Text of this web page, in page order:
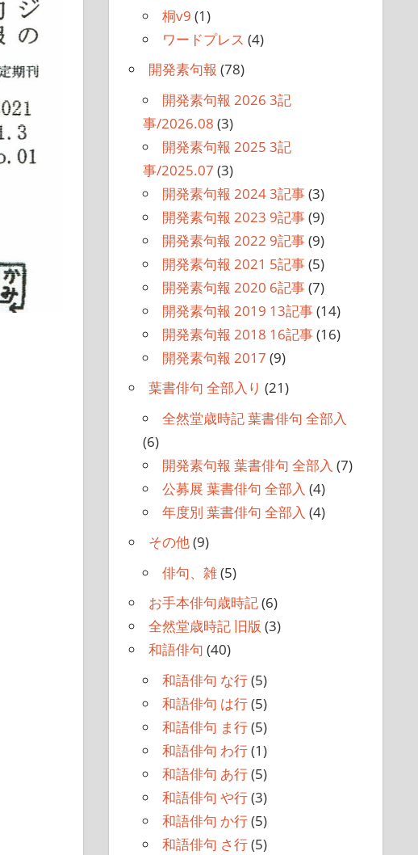
桐v9 (1)
ワードプレス (4)
開発素句報 (78)
開発素句報 2026 3記
事/2026.08 (3)
開発素句報 2025 3記
事/2025.07 (3)
開発素句報 2024 3記事(3)
開発素句報 2023 9記事(9)
開発素句報 2022 9記事(9)
開発素句報 2021 5記事(5)
開発素句報 2020 6記事(7)
開発素句報 2019 13記事(14)
開発素句報 2018 16記事(16)
開発素句報 2017 (9)
葉書俳句 全部入り (21)
全然堂歳時記 葉書俳句 全部入
(6)
開発素句報 葉書俳句 全部入 (7)
公募展 葉書俳句 全部入 (4)
年度別 葉書俳句 全部入 (4)
その他(9)
俳句、雑(5)
お手本俳句歳時記(6)
全然堂歳時記 旧版 (3)
和語俳句 (40)
和語俳句 な行(5)
和語俳句 は行(5)
和語俳句 ま行(5)
和語俳句 わ行(1)
和語俳句 あ行(5)
和語俳句 や行(3)
和語俳句 か行(5)
和語俳句 さ行(5)